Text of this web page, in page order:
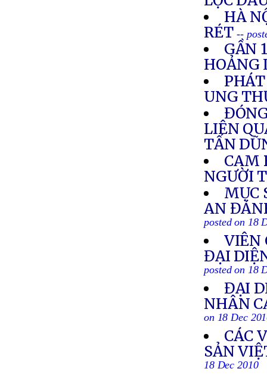
HÀ
RÉT--
GẦN
HOẢNG
UNG
LIÊN
TẤN
CAM
NGƯỜI
MỤC
AN
posted on 18
VIÊN
ĐẠI
posted on 18
ĐẠI
NHÂN
on 18 Dec
CÁC
SẢN
18 Dec 2010